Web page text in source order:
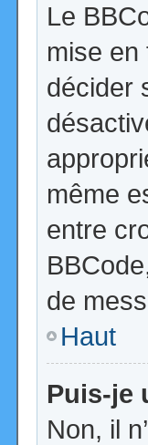
Le
mise en
décider
même
entre
de
Haut
Puis-je
Non, il